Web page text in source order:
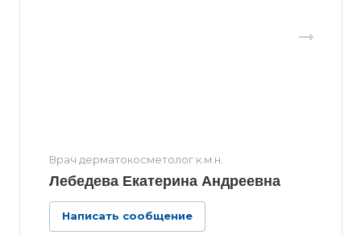
Врач дерматокосметолог к.м.н.
Лебедева Екатерина Андреевна
Написать сообщение